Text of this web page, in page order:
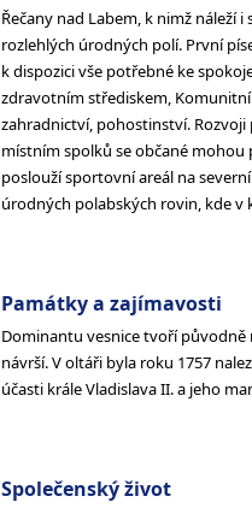
Řečany nad Labem, k nimž náleží
rozlehlých úrodných polí. První
k dispozici vše potřebné ke
zdravotním střediskem,
zahradnictví, pohostinství.
místním spolků se občané
poslouží sportovní areál na
úrodných polabských rovin, kde v
Památky a zajímavosti
Dominantu vesnice tvoří původně
návrší. V oltáři byla roku 1757
účasti krále Vladislava II. a jeho
Společenský život